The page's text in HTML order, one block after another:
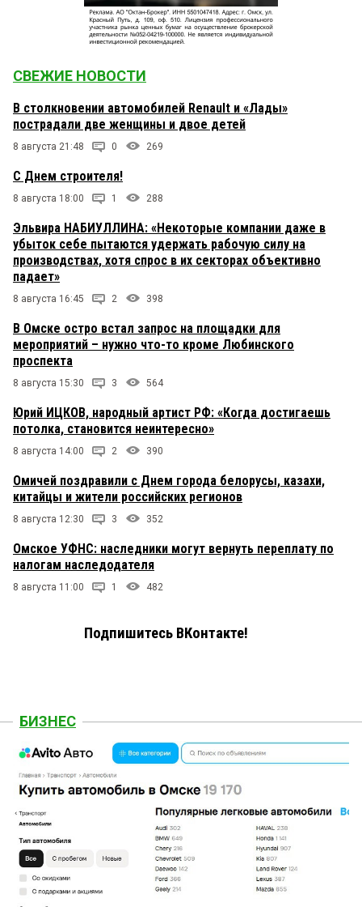
СВЕЖИЕ НОВОСТИ
В столкновении автомобилей Renault и «Лады»
пострадали две женщины и двое детей
8 августа 21:48 0 269
С Днем строителя!
8 августа 18:00 1 288
Эльвира НАБИУЛЛИНА: «Некоторые компании даже в
убыток себе пытаются удержать рабочую силу на
производствах, хотя спрос в их секторах объективно
падает»
8 августа 16:45 2 398
В Омске остро встал запрос на площадки для
мероприятий – нужно что-то кроме Любинского
проспекта
8 августа 15:30 3 564
Юрий ИЦКОВ, народный артист РФ: «Когда достигаешь
потолка, становится неинтересно»
8 августа 14:00 2 390
Омичей поздравили с Днем города белорусы, казахи,
китайцы и жители российских регионов
8 августа 12:30 3 352
Омское УФНС: наследники могут вернуть переплату по
налогам наследодателя
8 августа 11:00 1 482
Подпишитесь ВКонтакте!
БИЗНЕС